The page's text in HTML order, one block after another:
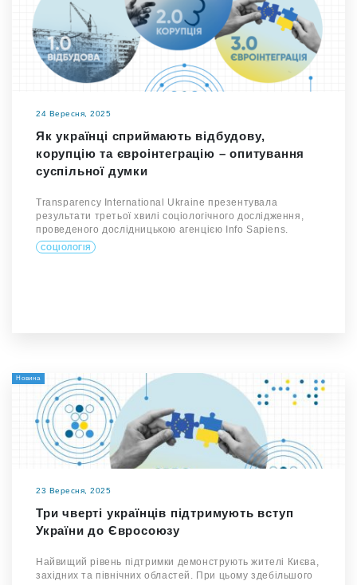
24 Вересня, 2025
Як українці сприймають відбудову,
корупцію та євроінтеграцію – опитування
суспільної думки
Transparency International Ukraine презентувала
результати третьої хвилі соціологічного дослідження,
проведеного дослідницькою агенцією Info Sapiens.
СОЦІОЛОГІЯ
Новина
23 Вересня, 2025
Три чверті українців підтримують вступ
України до Євросоюзу
Найвищий рівень підтримки демонструють жителі Києва,
західних та північних областей. При цьому здебільшого